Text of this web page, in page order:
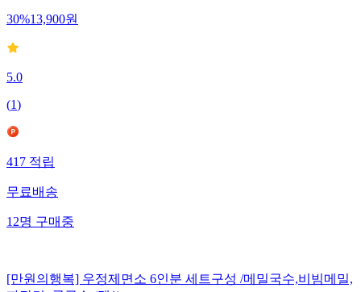
30%13,900원
5.0
(1)
417적립
무료배송
12명구매중
[만원의행복] 우정제면소 6인분 세트구성 /메밀국수,비빔메밀,